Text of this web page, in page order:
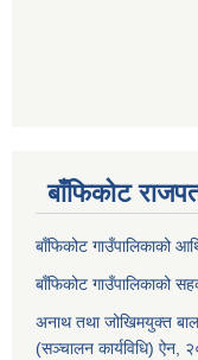
बाँफिकोट
बाँफिकोट गाउँपालिकाको
बाँफिकोट गाउँपालिकाको
अनाथ तथा जोखिमयुक्त
(सञ्चालन कार्यविधि) ऐन,